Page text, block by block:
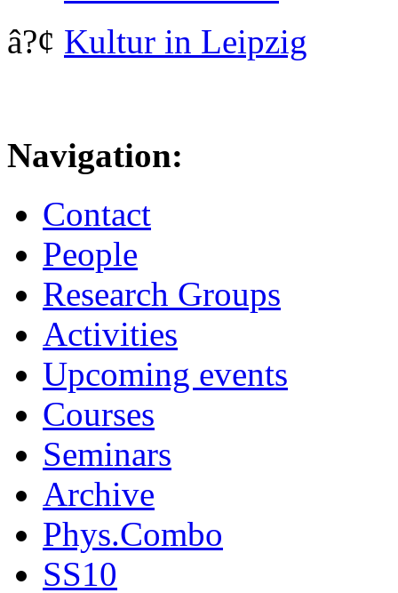
â?¢ Kultur in Leipzig
Navigation:
Contact
People
Research Groups
Activities
Upcoming events
Courses
Seminars
Archive
Phys.Combo
SS10